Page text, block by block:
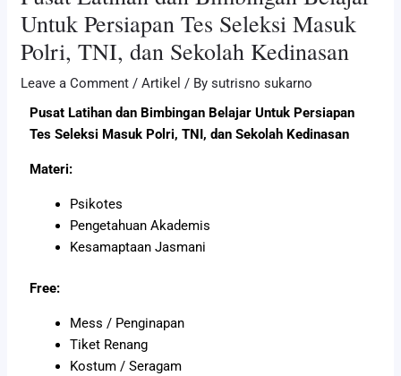
Untuk Persiapan Tes Seleksi Masuk
Polri, TNI, dan Sekolah Kedinasan
Leave a Comment /Artikel / Bysutrisno sukarno
Pusat Latihan dan Bimbingan Belajar Untuk Persiapan
Tes Seleksi Masuk Polri, TNI, dan Sekolah Kedinasan
Materi:
Psikotes
Pengetahuan Akademis
Kesamaptaan Jasmani
Free:
Mess / Penginapan
Tiket Renang
Kostum / Seragam